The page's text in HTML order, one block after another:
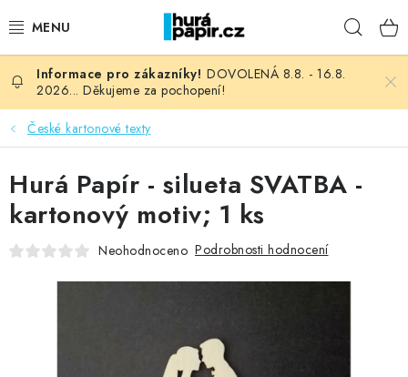
na
NOVINKY
HURÁ DÍLNA
VŠECHNO ZBOŽÍ
KNIHAŘSKÝ MATERIÁL
DOVOLENÁ 8.8. - 16.8.
2026... Děkujeme za pochopení!
České kartonové texty
Hurá Papír - silueta SVATBA -
kartonový motiv; 1 ks
Neohodnoceno Podrobnosti hodnocení